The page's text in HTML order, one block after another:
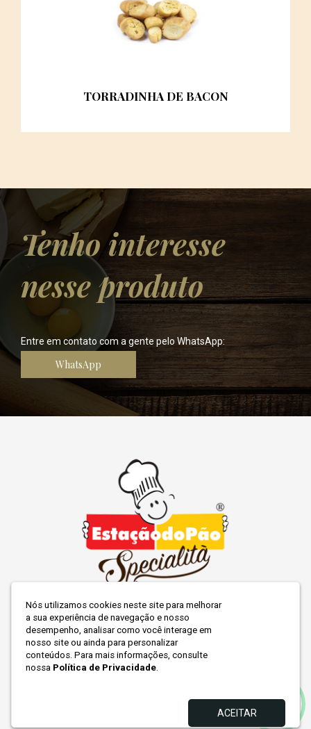
TORRADINHA DE BACON
Tenho interesse
nesse produto
Entre em contato com a gente pelo WhatsApp:
WhatsApp
Rua Marau, 1138
Navegantes
Carlos Barbosa/RS
54 3461-3770
estacaodopao@estacaodopao.com
Nós utilizamos cookies neste site para melhorar
a sua experiência de navegação e nosso
desempenho, analisar como você interage em
nosso site ou ainda para personalizar
conteúdos. Para mais informações, consulte
nossa Política de Privacidade
ACEITAR